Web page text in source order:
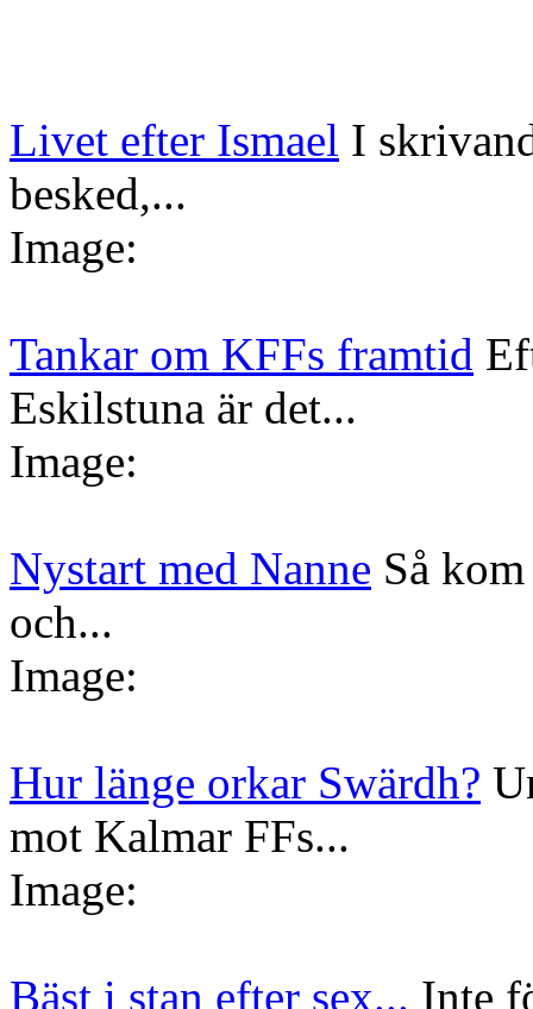
Livet efter Ismael I
besked,...
Image:
Tankar om KFFs framtid
Eskilstuna är det...
Image:
Nystart med Nanne Så
och...
Image:
Hur länge orkar Swärdh?
mot Kalmar FFs...
Image:
Bäst i stan efter sex... Inte